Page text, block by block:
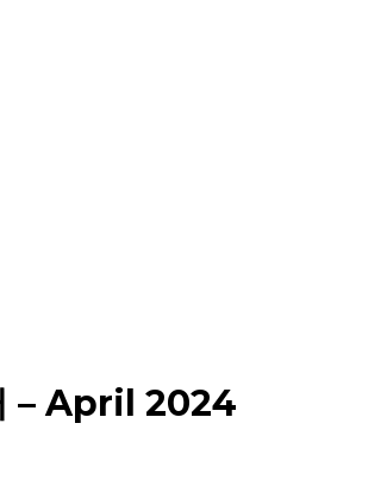
– April 2024